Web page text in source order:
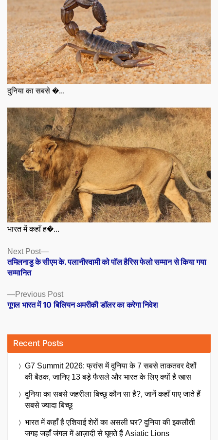
दुनिया का सबसे �...
भारत में कहाँ ह�...
Posts
navigation
Previous PostPrevious
post:
गूगल भारत में 10 बिलियन अमरीकी डॉलर का करेगा निवेश
Next Post
Next
post:
तमिलनाडु के सीएम के. पलानीस्वामी को पॉल हैरिस फेलो सम्मान से किया गया
सम्मानित
Recent Posts
G7 Summit 2026: फ्रांस में दुनिया के 7 सबसे ताकतवर देशों
की बैठक, जानिए 13 बड़े फैसले और भारत के लिए क्यों है खास
दुनिया का सबसे जहरीला बिच्छू कौन सा है?, जानें कहाँ पाए जाते हैं
सबसे ज्यादा बिच्छू
भारत में कहाँ है एशियाई शेरों का असली घर? दुनिया की इकलौती
जगह जहाँ जंगल में आज़ादी से घूमते हैं Asiatic Lions